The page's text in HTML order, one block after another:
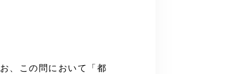
、この問において「都